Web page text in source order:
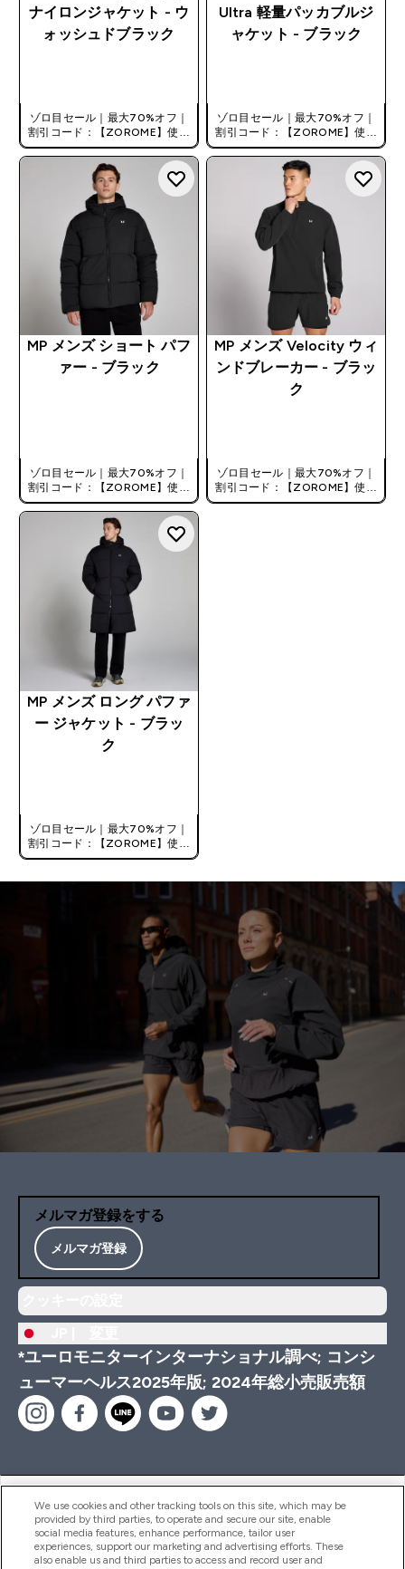
ナイロンジャケット - ウ
ォッシュドブラック
ゾロ目セール｜最大70%オフ｜
割引コード：【ZOROME】使用
で追加10%オフ！
Ultra 軽量パッカブルジ
ャケット - ブラック
ゾロ目セール｜最大70%オフ｜
割引コード：【ZOROME】使用
で追加10%オフ！
MP メンズ ショート パフ
ァー - ブラック
ゾロ目セール｜最大70%オフ｜
割引コード：【ZOROME】使用
で追加10%オフ！
MP メンズ Velocity ウィ
ンドブレーカー - ブラッ
ク
ゾロ目セール｜最大70%オフ｜
割引コード：【ZOROME】使用
で追加10%オフ！
MP メンズ ロング パファ
ー ジャケット - ブラッ
ク
ゾロ目セール｜最大70%オフ｜
割引コード：【ZOROME】使用
で追加10%オフ！
メルマガ登録をする
メルマガ登録
*ユーロモニターインターナショナル調べ; コンシ
ューマーヘルス2025年版; 2024年総小売販売額
ヘルプ＆ガイド
商品について
We use cookies and other tracking tools on this site, which may be
provided by third parties, to operate and secure our site, enable
social media features, enhance performance, tailor user
experiences, support our marketing and advertising efforts. These
also enable us and third parties to access and record user and